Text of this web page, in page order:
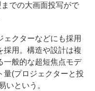
での大画面投写がで
クターなどにも採用
採用。構造や設計は複
一般的な超短焦点モデ
量(プロジェクターと投
いという。